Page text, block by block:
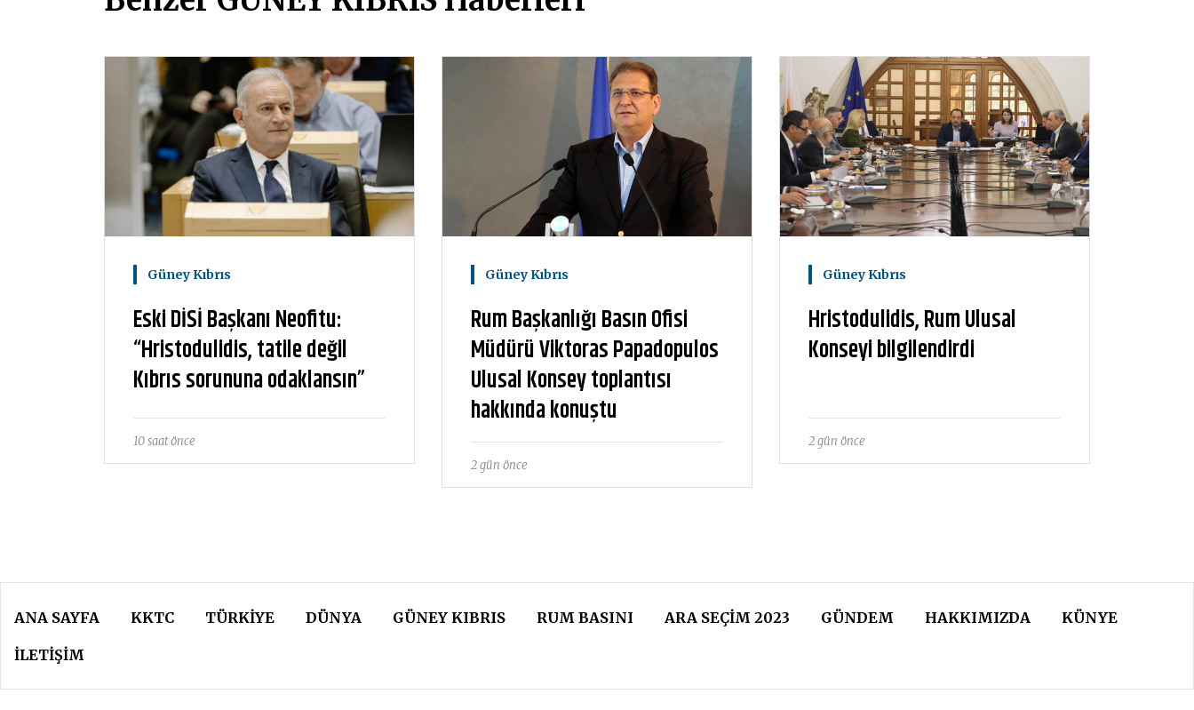
Güney Kıbrıs
Eski DİSİ Başkanı Neofitu:
“Hristodulidis, tatile değil
Kıbrıs sorununa odaklansın”
10 saat önce
Güney Kıbrıs
Rum Başkanlığı Basın Ofisi
Müdürü Viktoras Papadopulos
Ulusal Konsey toplantısı
hakkında konuştu
2 gün önce
Güney Kıbrıs
Hristodulidis, Rum Ulusal
Konseyi bilgilendirdi
2 gün önce
ANA SAYFA KKTC TÜRKIYE DÜNYA GÜNEY KIBRIS RUM BASINI ARA SEÇIM 2023 GÜNDEM HAKKIMIZDA KÜNYE
İLETİŞİM